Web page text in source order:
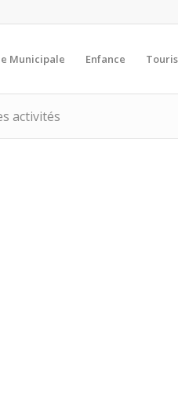
Municipale Enfance
activités